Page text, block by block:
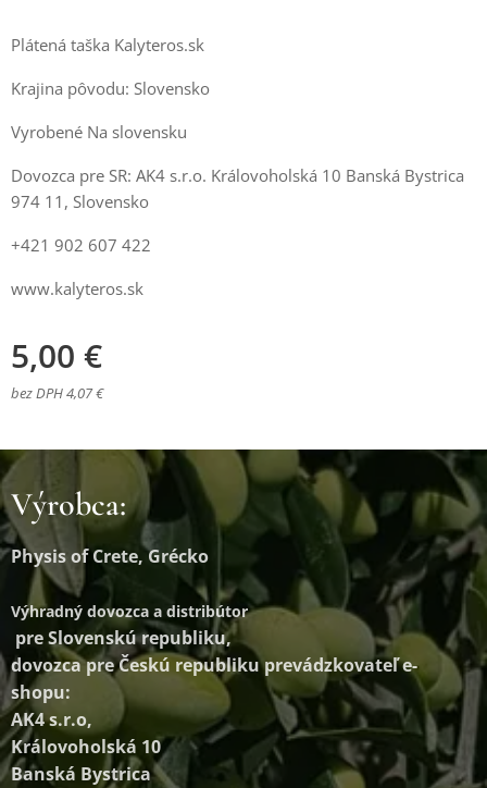
Plátená taška Kalyteros.sk
Krajina pôvodu: Slovensko
Vyrobené Na slovensku
Dovozca pre SR: AK4 s.r.o. Královoholská 10 Banská Bystrica
974 11, Slovensko
+421 902 607 422
www.kalyteros.sk
5,00 €
bez DPH 4,07 €
Výrobca:
Physis of Crete, Grécko
Výhradný dovozca a distribútor
pre Slovenskú republiku,
dovozca pre Českú republiku prevádzkovateľ e-
shopu:
AK4 s.r.o,
Královoholská 10
Banská Bystrica